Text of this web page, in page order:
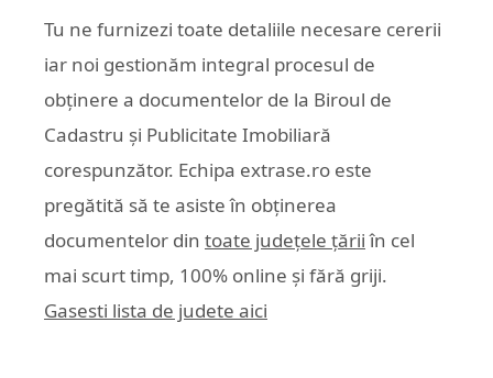
Tu ne furnizezi toate detaliile necesare cererii
iar noi gestionăm integral procesul de
obținere a documentelor de la Biroul de
Cadastru și Publicitate Imobiliară
corespunzător. Echipa extrase.ro este
pregătită să te asiste în obținerea
documentelor din toate județele țării în cel
mai scurt timp, 100% online și fără griji.
Gasesti lista de judete aici